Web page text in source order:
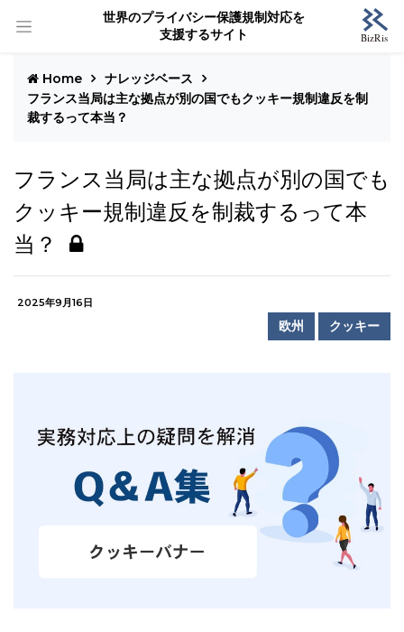
世界のプライバシー保護規制対応を
支援するサイト
Home
ナレッジベース
フランス当局は主な拠点が別の国でもクッキー規制違反を制
裁するって本当？
フランス当局は主な拠点が別の国でも
クッキー規制違反を制裁するって本
当？
2025年9月16日
欧州 クッキー